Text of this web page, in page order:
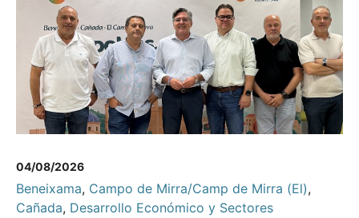
04/08/2026
Beneixama, Campo de Mirra/Camp de Mirra (El),
Cañada, Desarrollo Económico y Sectores